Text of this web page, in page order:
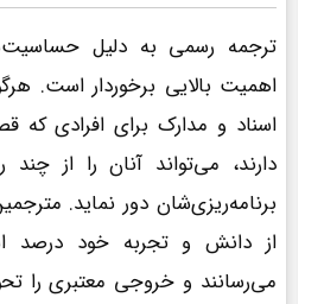
ترجمه رسمی به دلیل
اهمیت بالایی برخوردار است.
اسناد و مدارک برای افرادی که
دارند، می‌تواند آنان را از
برنامه‌ریزی‌شان دور نماید.
از دانش و تجربه خود درصد
می‌رسانند و خروجی معتبری را